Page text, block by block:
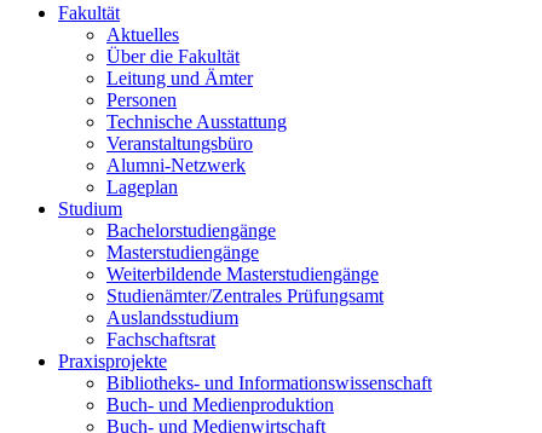
Fakultät
Aktuelles
Über die Fakultät
Leitung und Ämter
Personen
Technische Ausstattung
Veranstaltungsbüro
Alumni-Netzwerk
Lageplan
Studium
Bachelorstudiengänge
Masterstudiengänge
Weiterbildende Masterstudiengänge
Studienämter/Zentrales Prüfungsamt
Auslandsstudium
Fachschaftsrat
Praxisprojekte
Bibliotheks- und Informationswissenschaft
Buch- und Medienproduktion
Buch- und Medienwirtschaft